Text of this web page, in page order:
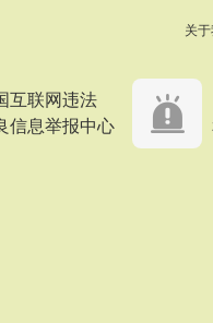
关
互联网违法
信息举报中心